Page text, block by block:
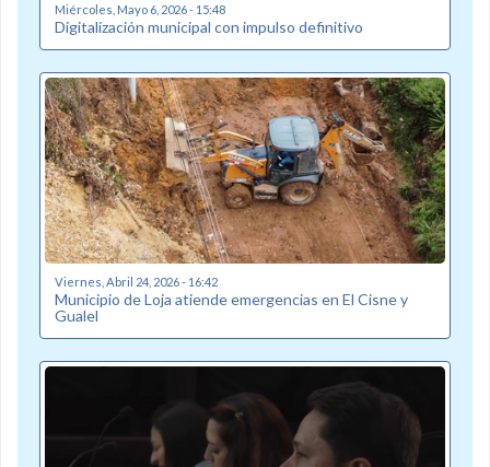
Miércoles, Mayo 6, 2026 - 15:48
Digitalización municipal con impulso definitivo
Viernes, Abril 24, 2026 - 16:42
Municipio de Loja atiende emergencias en El Cisne y
Gualel